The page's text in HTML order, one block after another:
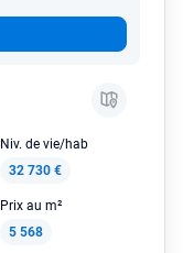
Niv. de vie/hab
32 730 €
Prix au m²
5 568